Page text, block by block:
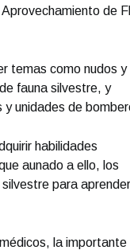
de
temas como nudos y
fauna silvestre, y
y unidades de
habilidades
aunado a ello, los
para aprender
la importante